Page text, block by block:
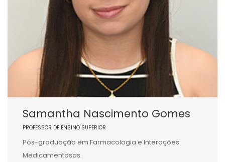
Samantha Nascimento Gomes
PROFESSOR DE ENSINO SUPERIOR
Pós-graduação em Farmacologia e Interações
Medicamentosas.